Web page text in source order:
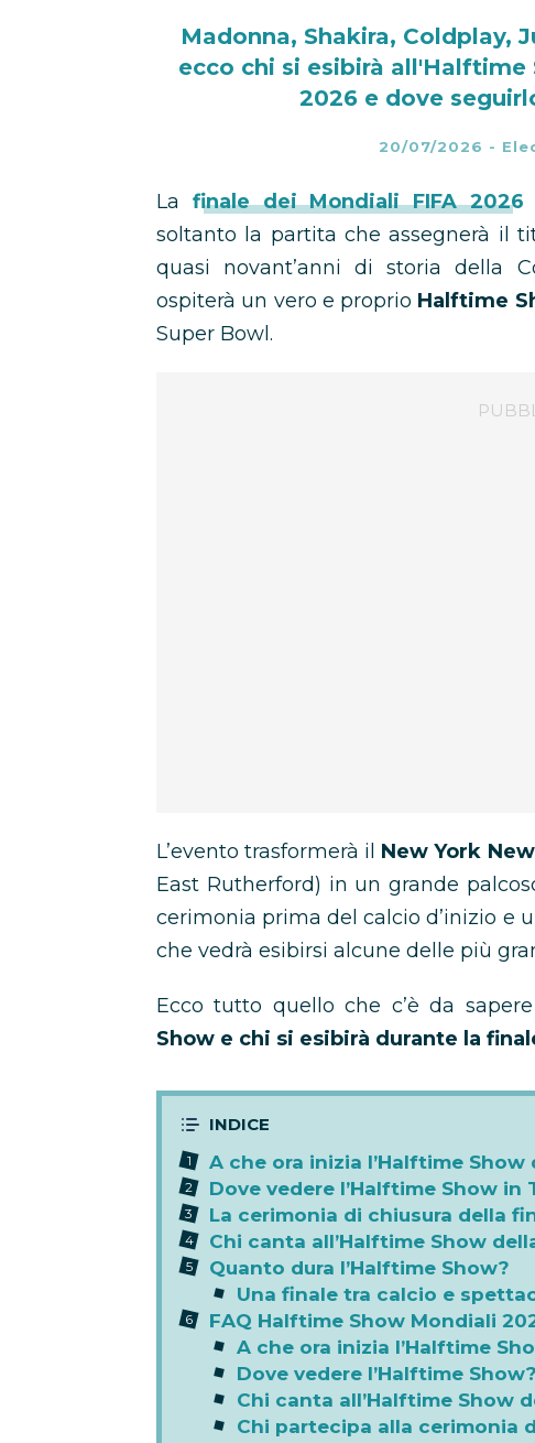
Madonna, Shakira, Coldplay,
ecco chi si esibirà
2026 e dove
20/07/2026 -
La finale dei Mondiali FIFA 2026
soltanto la partita che assegnerà il
quasi novant’anni di storia della
ospiterà un vero e proprio Halftime
Super Bowl.
L’evento trasformerà il New York
East Rutherford) in un grande
cerimonia prima del calcio d’inizio e
che vedrà esibirsi alcune delle più
Ecco tutto quello che c’è da
Show e chi si esibirà durante la
A che ora inizia l’Halftime
Dove vedere l’Halftime Show in
La cerimonia di chiusura della
Chi canta all’Halftime Show
Quanto dura l’Halftime Show?
Una finale tra calcio e
FAQ Halftime Show Mondiali
A che ora inizia l’Halftime
Dove vedere l’Halftime Show?
Chi canta all’Halftime Show
Chi partecipa alla cerimonia